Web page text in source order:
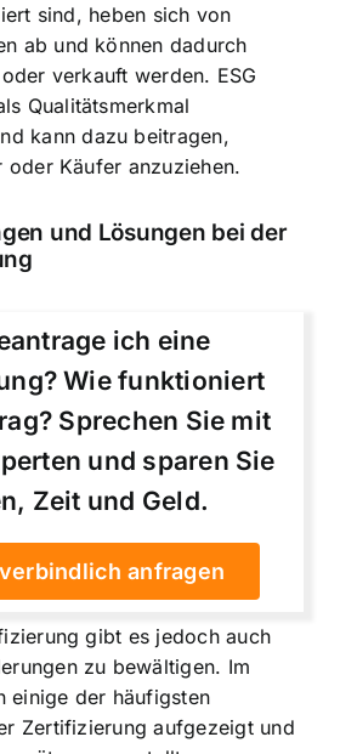
sind, heben sich von
ab und können dadurch
verkauft werden. ESG
Qualitätsmerkmal
kann dazu beitragen,
Käufer anzuziehen.
und Lösungen bei der
ich eine
Wie funktioniert
Sprechen Sie mit
und sparen Sie
Zeit und Geld.
anfragen
gibt es jedoch auch
zu bewältigen. Im
einige der häufigsten
Zertifizierung aufgezeigt und